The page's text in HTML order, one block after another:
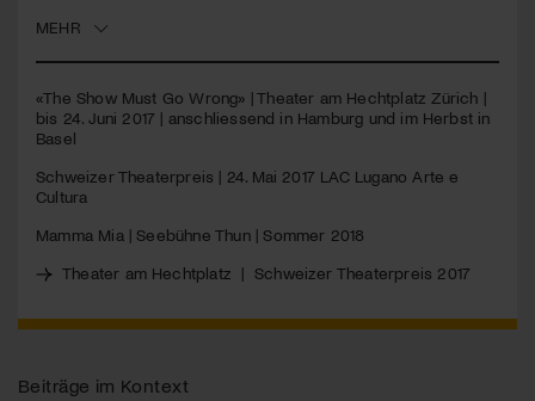
MEHR
«The Show Must Go Wrong» | Theater am Hechtplatz Zürich |
bis 24. Juni 2017 | anschliessend in Hamburg und im Herbst in
Basel
Schweizer Theaterpreis | 24. Mai 2017 LACLugano Arte e
Cultura
Mamma Mia | Seebühne Thun | Sommer 2018
Theater am Hechtplatz | Schweizer Theaterpreis 2017
Beiträge im Kontext